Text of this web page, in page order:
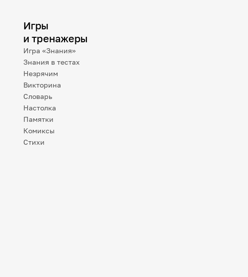
Игры
и тренажеры
Игра «Знания»
Знания в тестах
Незрячим
Викторина
Словарь
Настолка
Памятки
Комиксы
Стихи